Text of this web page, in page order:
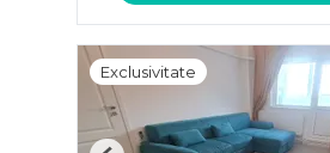
Exclusivitate